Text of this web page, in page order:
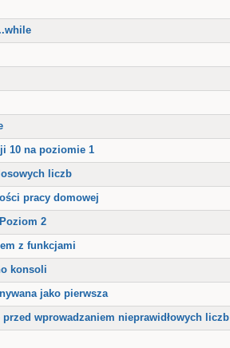
10 na poziomie 1
liczb
pracy domowej
2
z funkcjami
konsoli
jako pierwsza
przed wprowadzaniem nieprawidłowych liczb